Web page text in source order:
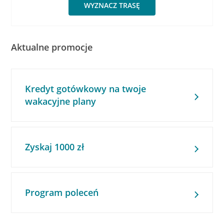
WYZNACZ TRASĘ
Aktualne promocje
Kredyt gotówkowy na twoje
wakacyjne plany
Zyskaj 1000 zł
Program poleceń